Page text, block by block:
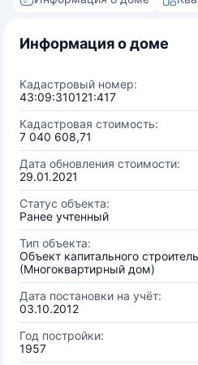
Информация о доме
Кадастровый номер:
43:09:310121:417
Кадастровая стоимость:
7 040 608,71
Дата обновления стоимости:
29.01.2021
Статус объекта:
Ранее учтенный
Тип объекта:
Объект капитального
(Многоквартирный дом)
Дата постановки на учёт:
03.10.2012
Год постройки:
1957